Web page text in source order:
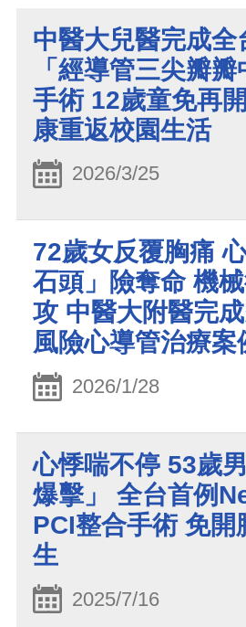
中醫大兒醫完成全
「經導管三尖瓣
手術 12歲童免再
康重返校園生活
2026/3/25
72歲女反覆胸痛
石頭」險奪命 機
攻 中醫大附醫完
風險心導管治療案
2026/1/28
心悸喘不停 53歲
爆擊」 全台首例
PCI整合手術 免開
生
2025/7/16